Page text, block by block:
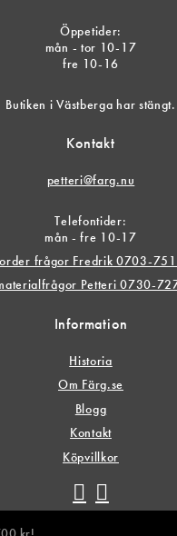
Öppetider:
mån - tor 10-17
fre 10-16
Butiken i Västberga har stängt.
Kontakt
petteri@farg.nu
Telefontider:
mån - fre 10-17
frågor Fredrik 0703-
Petteri 0730-
Information
Historia
Om Färg.se
Blogg
Kontakt
Köpvillkor